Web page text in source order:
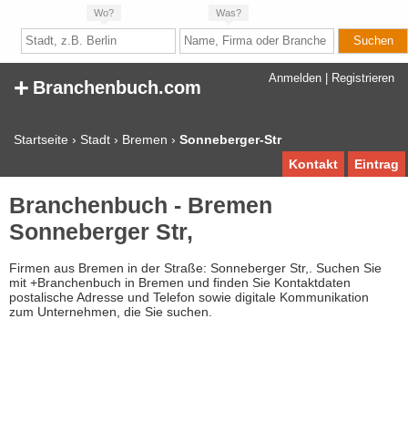
Wo? Was?
Anmelden Registrieren
+ Branchenbuch.com
Startseite › Stadt › Bremen › Sonneberger-Str
Eintrag
Kontakt
Branchenbuch - Bremen
Sonneberger Str,
Firmen aus Bremen in der Straße: Sonneberger Str,. Suchen Sie
mit +Branchenbuch in Bremen und finden Sie Kontaktdaten
postalische Adresse und Telefon sowie digitale Kommunikation
zum Unternehmen, die Sie suchen.